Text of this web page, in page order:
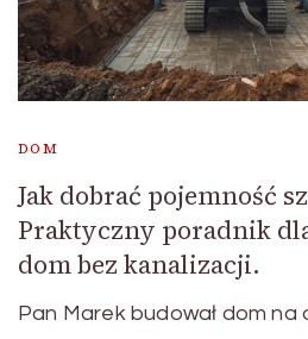
DOM
Jak dobrać pojemność
Praktyczny poradnik
dom bez kanalizacji.
Pan Marek budował dom na